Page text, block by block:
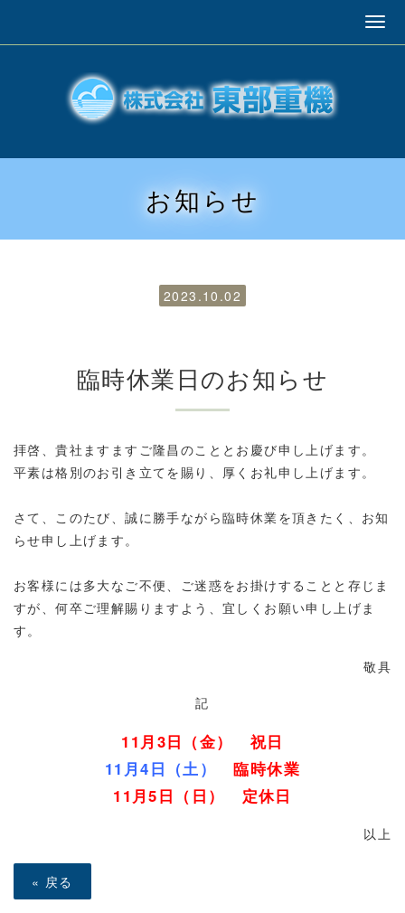
お知らせ
2023.10.02
臨時休業日のお知らせ
拝啓、貴社ますますご隆昌のこととお慶び申し上げます。
平素は格別のお引き立てを賜り、厚くお礼申し上げます。
さて、このたび、誠に勝手ながら臨時休業を頂きたく、お知
らせ申し上げます。
お客様には多大なご不便、ご迷惑をお掛けすることと存じま
すが、何卒ご理解賜りますよう、宜しくお願い申し上げま
す。
敬具
記
11月3日（金） 祝日
11月4日（土）
臨時休業
11月5日（日） 定休日
以上
« 戻る